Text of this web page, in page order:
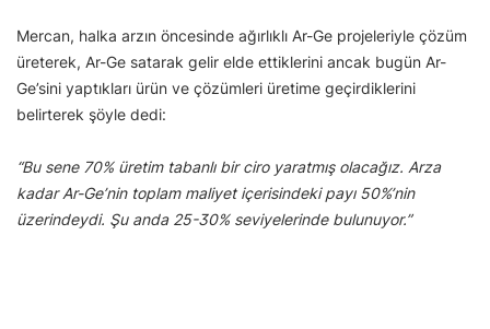
Mercan, halka arzın öncesinde ağırlıklı Ar-Ge projeleriyle çözüm
üreterek, Ar-Ge satarak gelir elde ettiklerini ancak bugün Ar-
Ge’sini yaptıkları ürün ve çözümleri üretime geçirdiklerini
belirterek şöyle dedi:
“Bu sene 70% üretim tabanlı bir ciro yaratmış olacağız. Arza
kadar Ar-Ge’nin toplam maliyet içerisindeki payı 50%’nin
üzerindeydi. Şu anda 25-30% seviyelerinde bulunuyor.”